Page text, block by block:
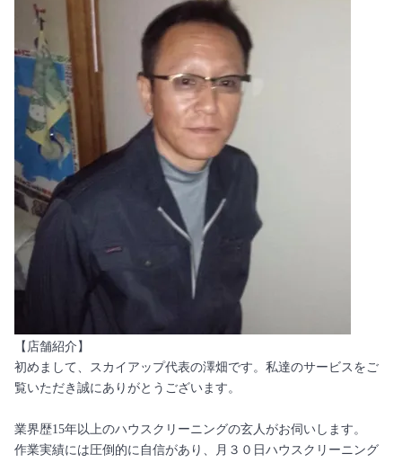
【店舗紹介】
初めまして、スカイアップ代表の澤畑です。私達のサービスをご
覧いただき誠にありがとうございます。
業界歴15年以上のハウスクリーニングの玄人がお伺いします。
作業実績には圧倒的に自信があり、月３０日ハウスクリーニング